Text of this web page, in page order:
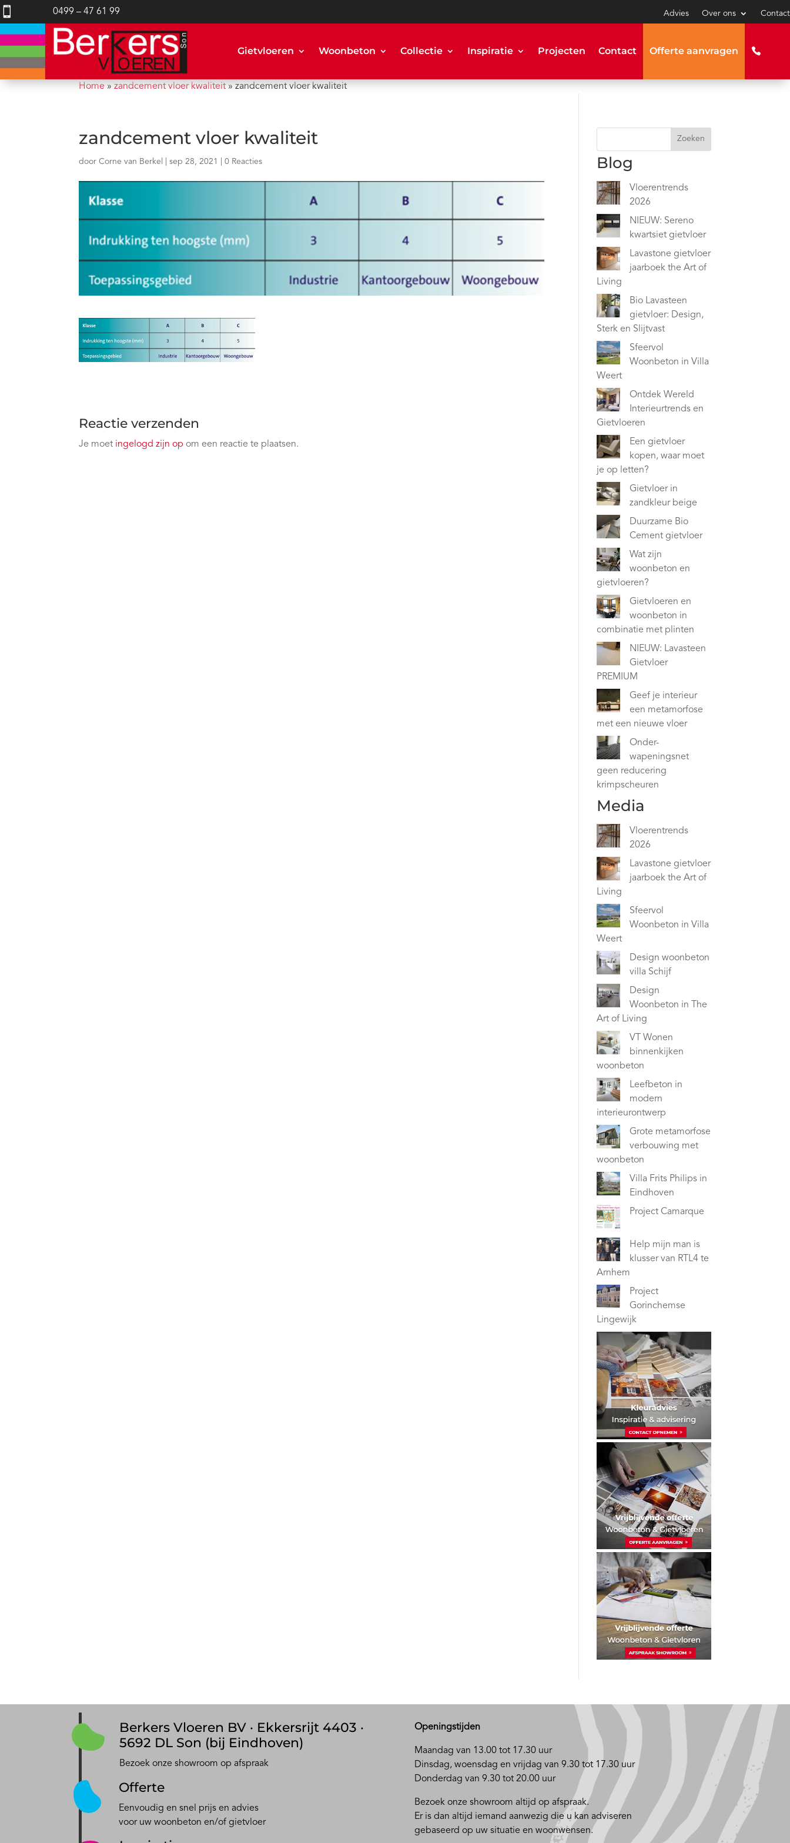
 0499 – 47 61 99 Advies Over ons Contact
Gietvloeren Woonbeton Collectie Inspiratie Projecten Contact Offerte aanvragen
Home »zandcement vloer kwaliteit »zandcement vloer kwaliteit
zandcement vloer kwaliteit
doorCorne van Berkel |sep 28, 2021 |0 Reacties
Reactie verzenden
Je moet ingelogd zijn op om een reactie te plaatsen.
Zoeken
Blog
Vloerentrends
2026
NIEUW: Sereno
kwartsiet gietvloer
Lavastone gietvloer
jaarboek the Art of
Living
Bio Lavasteen
gietvloer: Design,
Sterk en Slijtvast
Sfeervol
Woonbeton in Villa
Weert
Ontdek Wereld
Interieurtrends en
Gietvloeren
Een gietvloer
kopen, waar moet
je op letten?
Gietvloer in
zandkleur beige
Duurzame Bio
Cement gietvloer
Wat zijn
woonbeton en
gietvloeren?
Gietvloeren en
woonbeton in
combinatie met plinten
NIEUW: Lavasteen
Gietvloer
PREMIUM
Geef je interieur
een metamorfose
met een nieuwe vloer
Onder-
wapeningsnet
geen reducering
krimpscheuren
Media
Vloerentrends
2026
Lavastone gietvloer
jaarboek the Art of
Living
Sfeervol
Woonbeton in Villa
Weert
Design woonbeton
villa Schijf
Design
Woonbeton in The
Art of Living
VT Wonen
binnenkijken
woonbeton
Leefbeton in
modern
interieurontwerp
Grote metamorfose
verbouwing met
woonbeton
Villa Frits Philips in
Eindhoven
Project Camarque
Help mijn man is
klusser van RTL4 te
Arnhem
Project
Gorinchemse
Lingewijk
Berkers Vloeren BV · Ekkersrijt 4403 ·
5692 DL Son (bij Eindhoven)
Bezoek onze showroom op afspraak
Offerte
Eenvoudig en snel prijs en advies
voor uw woonbeton en/of gietvloer
Openingstijden
Maandag van 13.00 tot 17.30 uur
Dinsdag, woensdag en vrijdag van 9.30 tot 17.30 uur
Donderdag van 9.30 tot 20.00 uur
Bezoek onze showroom altijd op afspraak.
Er is dan altijd iemand aanwezig die u kan adviseren
gebaseerd op uw situatie en woonwensen.